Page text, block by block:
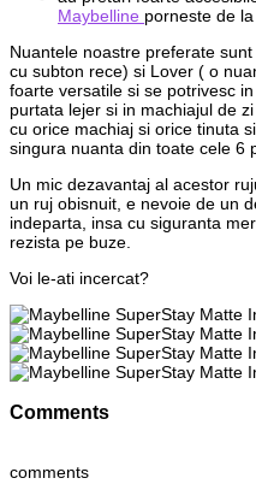
Maybelline porneste de
Nuantele noastre preferate
cu subton rece) si Lover ( o
foarte versatile si se potrivesc
purtata lejer si in machiajul de
cu orice machiaj si orice tinuta
singura nuanta din toate cele 6
Un mic dezavantaj al acestor
un ruj obisnuit, e nevoie de un
indeparta, insa cu siguranta
rezista pe buze.
Voi le-ati incercat?
Comments
comments